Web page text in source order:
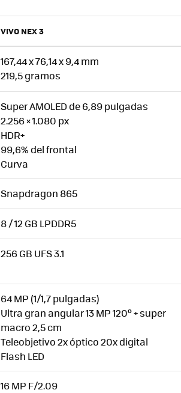
VIVO NEX 3
167,44 x 76,14 x 9,4 mm
219,5 gramos
Super AMOLED de 6,89 pulgadas
2.256 × 1.080 px
HDR+
99,6% del frontal
Curva
Snapdragon 865
8 / 12 GB LPDDR5
256 GB UFS 3.1
64 MP (1/1,7 pulgadas)
Ultra gran angular 13 MP 120º + super
macro 2,5 cm
Teleobjetivo 2x óptico 20x digital
Flash LED
16 MP F/2.09